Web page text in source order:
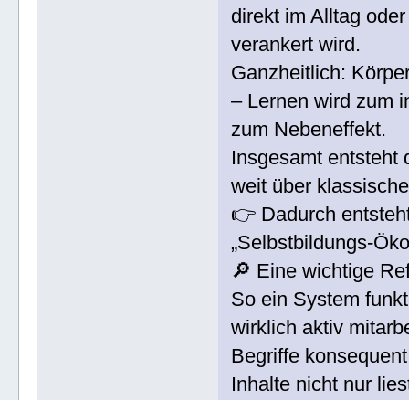
direkt im Alltag
verankert wird.
Ganzheitlich:
– Lernen wird zum
zum Nebeneffekt.
Insgesamt entsteht
weit über
👉 Dadurch
„Selbstbildungs-
🔎 Eine wichtige
So ein System
wirklich aktiv
Begriffe
Inhalte nicht nur